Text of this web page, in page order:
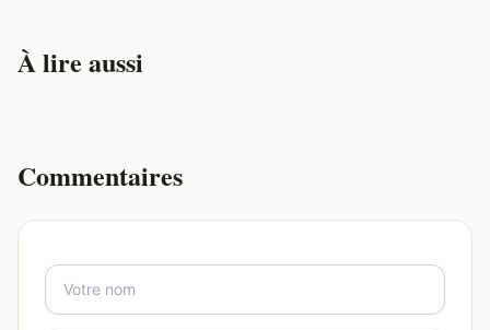
À lire aussi
Commentaires